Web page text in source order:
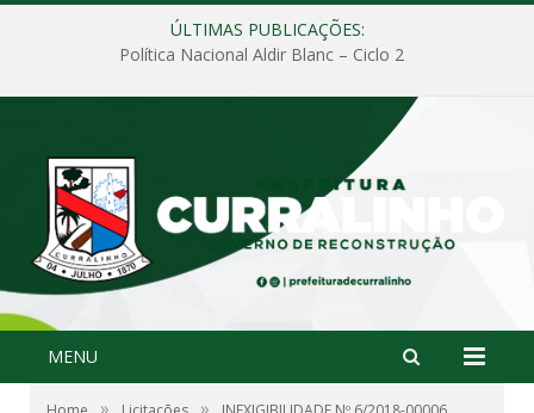
ÚLTIMAS PUBLICAÇÕES:
Política Nacional Aldir Blanc – Ciclo 2
MENU